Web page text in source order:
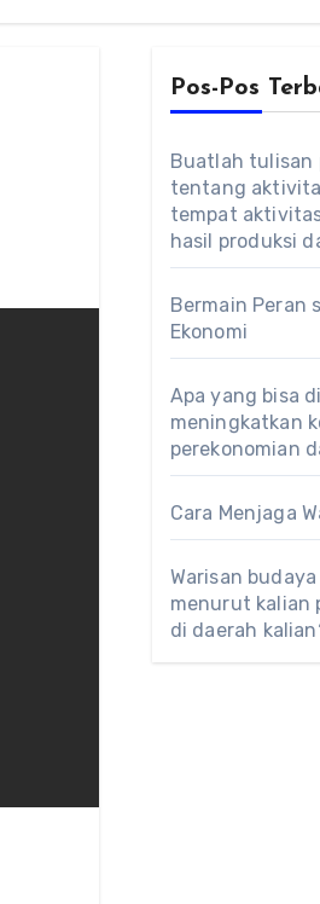
Pos-Pos
Buatlah tulisan
tentang
tempat
hasil produksi
Bermain Peran
Ekonomi
Apa yang bisa
meningkatkan
perekonomian
Cara Menjaga
Warisan
menurut kalian
di daerah